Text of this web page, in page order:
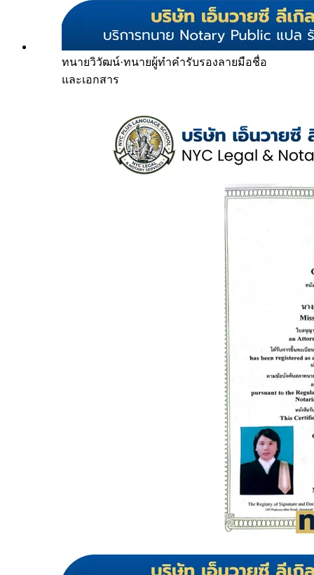
ทนายวิวัฒน์·ทนายผู้ทำคำรับรองลายมือชื่อ
และเอกสาร